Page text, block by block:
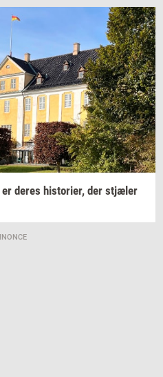
deres hi­sto­ri­er, der stjæ­ler